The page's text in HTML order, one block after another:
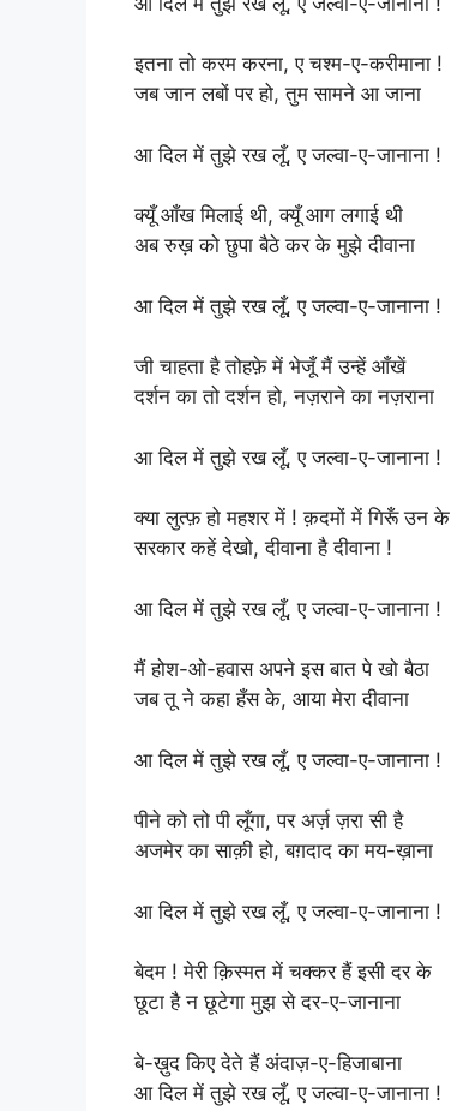
इतना तो करम करना, ए चश्म-ए-करीमाना !
जब जान लबों पर हो, तुम सामने आ जाना
आ दिल में तुझे रख लूँ, ए जल्वा-ए-जानाना !
क्यूँ आँख मिलाई थी, क्यूँ आग लगाई थी
अब रुख़ को छुपा बैठे कर के मुझे दीवाना
आ दिल में तुझे रख लूँ, ए जल्वा-ए-जानाना !
जी चाहता है तोहफ़े में भेजूँ मैं उन्हें आँखें
दर्शन का तो दर्शन हो, नज़राने का नज़राना
आ दिल में तुझे रख लूँ, ए जल्वा-ए-जानाना !
क्या लुत्फ़ हो महशर में ! क़दमों में गिरूँ उन के
सरकार कहें देखो, दीवाना है दीवाना !
आ दिल में तुझे रख लूँ, ए जल्वा-ए-जानाना !
मैं होश-ओ-हवास अपने इस बात पे खो बैठा
जब तू ने कहा हँस के, आया मेरा दीवाना
आ दिल में तुझे रख लूँ, ए जल्वा-ए-जानाना !
पीने को तो पी लूँगा, पर अर्ज़ ज़रा सी है
अजमेर का साक़ी हो, बग़दाद का मय-ख़ाना
आ दिल में तुझे रख लूँ, ए जल्वा-ए-जानाना !
बेदम ! मेरी क़िस्मत में चक्कर हैं इसी दर के
छूटा है न छूटेगा मुझ से दर-ए-जानाना
बे-ख़ुद किए देते हैं अंदाज़-ए-हिजाबाना
आ दिल में तुझे रख लूँ, ए जल्वा-ए-जानाना !